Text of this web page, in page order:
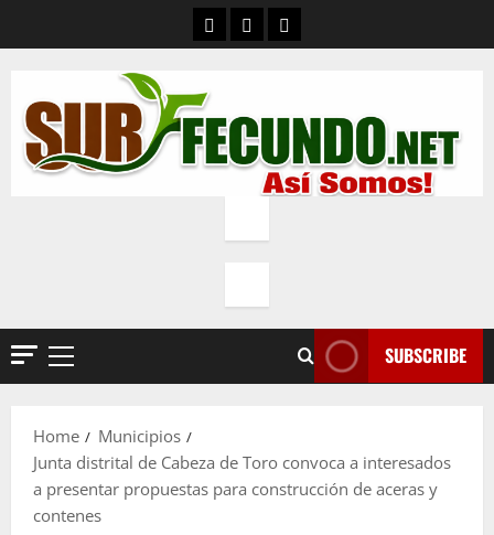
ContactoQuienes Somos
Política de privacidad
Primary
SUBSCRIBE
Home
Municipios
Junta distrital de Cabeza de Toro convoca a interesados
a presentar propuestas para construcción de aceras y
contenes